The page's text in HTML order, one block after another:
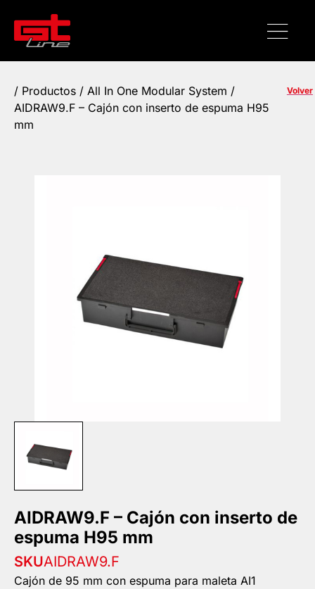
/ Productos / All In One Modular System /
AIDRAW9.F – Cajón con inserto de espuma H95
mm
Volver
AIDRAW9.F – Cajón con inserto de
espuma H95 mm
SKUAIDRAW9.F
Cajón de 95 mm con espuma para maleta AI1